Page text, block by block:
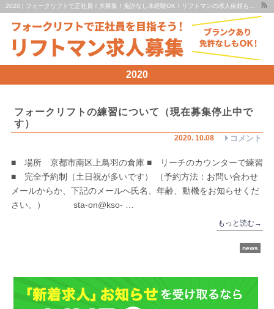
2020
フォークリフトの練習について（現在募集停止中で
す）
2020. 10.08 コメント
■ 場所 京都市南区上鳥羽の倉庫 ■ リーチのカウンターで練習
■ 完全予約制（土日祝が多いです） （予約方法：お問い合わせ
メールからか、下記のメールへ氏名、年齢、動機をお知らせくだ
さい。） sta-on@kso- …
もっと読む→
news